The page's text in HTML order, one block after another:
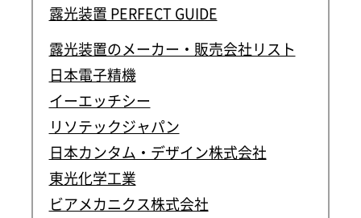
露光装置 PERFECT GUIDE
露光装置のメーカー・販売会社リスト
日本電子精機
イーエッチシー
リソテックジャパン
日本カンタム・デザイン株式会社
東光化学工業
ビアメカニクス株式会社